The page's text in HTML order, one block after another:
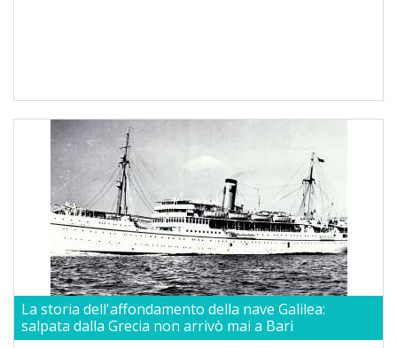
La storia dell'affondamento della nave Galilea:
salpata dalla Grecia non arrivò mai a Bari